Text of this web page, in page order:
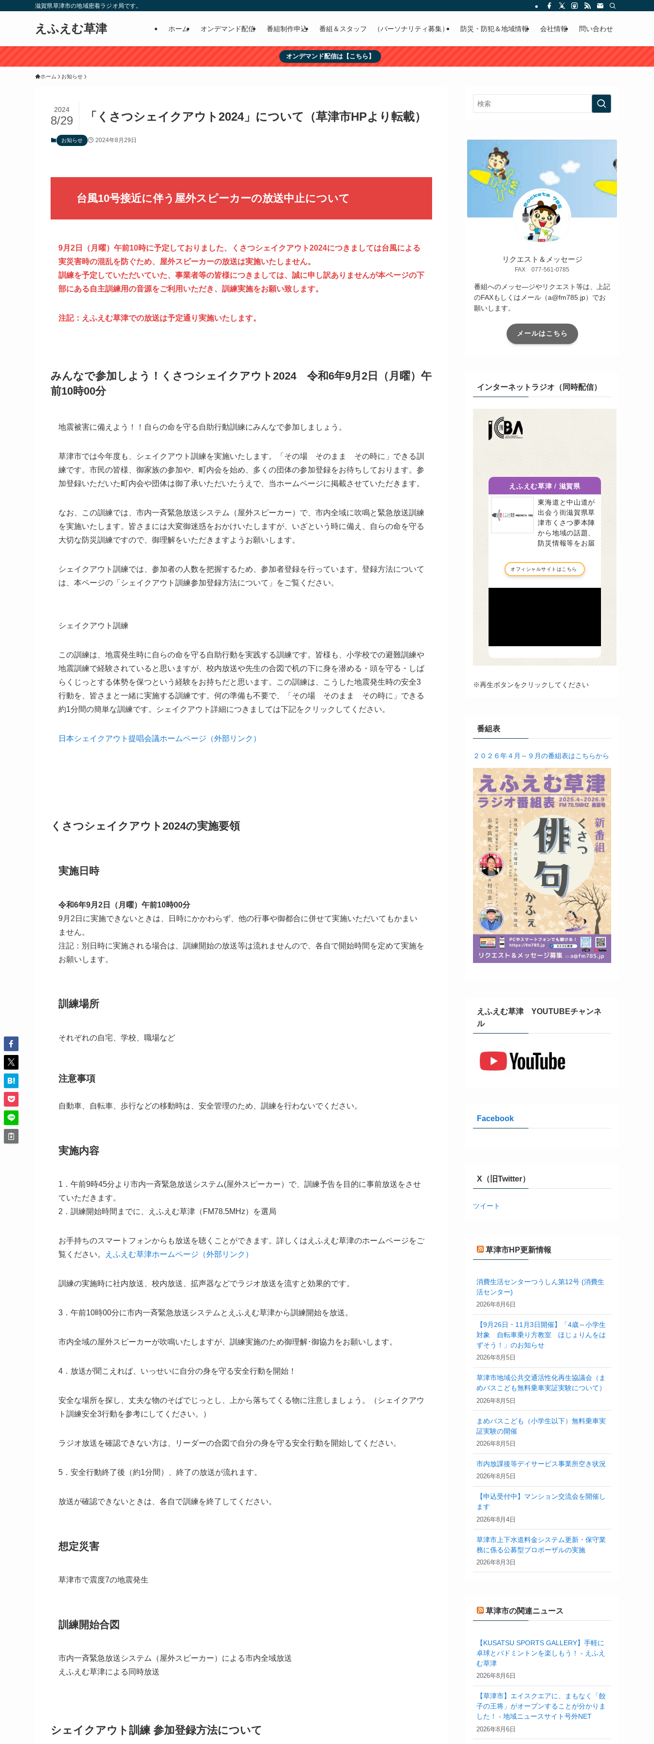
滋賀県草津市の地域密着ラジオ局です。
えふえむ草津 ホーム オンデマンド配信 番組制作申込 番組＆スタッフ （パーソナリティ募集） 防災・防犯＆地域情報 会社情報 問い合わせ
オンデマンド配信は【こちら】
ホーム お知らせ
「くさつシェイクアウト2024」について（草津市HPより転載）
2024
8/29
お知らせ 2024年8月29日
台風10号接近に伴う屋外スピーカーの放送中止について
9月2日（月曜）午前10時に予定しておりました、くさつシェイクアウト2024につきましては台風による
実災害時の混乱を防ぐため、屋外スピーカーの放送は実施いたしません。
訓練を予定していただいていた、事業者等の皆様につきましては、誠に申し訳ありませんが本ページの下
部にある自主訓練用の音源をご利用いただき、訓練実施をお願い致します。
注記：えふえむ草津での放送は予定通り実施いたします。
みんなで参加しよう！くさつシェイクアウト2024 令和6年9月2日（月曜）午
前10時00分
地震被害に備えよう！！自らの命を守る自助行動訓練にみんなで参加しましょう。
草津市では今年度も、シェイクアウト訓練を実施いたします。「その場 そのまま その時に」できる訓
練です。市民の皆様、御家族の参加や、町内会を始め、多くの団体の参加登録をお待ちしております。参
加登録いただいた町内会や団体は御了承いただいたうえで、当ホームページに掲載させていただきます。
なお、この訓練では、市内一斉緊急放送システム（屋外スピーカー）で、市内全域に吹鳴と緊急放送訓練
を実施いたします。皆さまには大変御迷惑をおかけいたしますが、いざという時に備え、自らの命を守る
大切な防災訓練ですので、御理解をいただきますようお願いします。
シェイクアウト訓練では、参加者の人数を把握するため、参加者登録を行っています。登録方法について
は、本ページの「シェイクアウト訓練参加登録方法について」をご覧ください。
シェイクアウト訓練
この訓練は、地震発生時に自らの命を守る自助行動を実践する訓練です。皆様も、小学校での避難訓練や
地震訓練で経験されていると思いますが、校内放送や先生の合図で机の下に身を潜める・頭を守る・しば
らくじっとする体勢を保つという経験をお持ちだと思います。この訓練は、こうした地震発生時の安全3
行動を、皆さまと一緒に実施する訓練です。何の準備も不要で、「その場 そのまま その時に」できる
約1分間の簡単な訓練です。シェイクアウト詳細につきましては下記をクリックしてください。
日本シェイクアウト提唱会議ホームページ（外部リンク）
くさつシェイクアウト2024の実施要領
実施日時
令和6年9月2日（月曜）午前10時00分
9月2日に実施できないときは、日時にかかわらず、他の行事や御都合に併せて実施いただいてもかまい
ません。
注記：別日時に実施される場合は、訓練開始の放送等は流れませんので、各自で開始時間を定めて実施を
お願いします。
訓練場所
それぞれの自宅、学校、職場など
注意事項
自動車、自転車、歩行などの移動時は、安全管理のため、訓練を行わないでください。
実施内容
1．午前9時45分より市内一斉緊急放送システム(屋外スピーカー）で、訓練予告を目的に事前放送をさせ
ていただきます。
2．訓練開始時間までに、えふえむ草津（FM78.5MHz）を選局
お手持ちのスマートフォンからも放送を聴くことができます。詳しくはえふえむ草津のホームページをご
覧ください。
えふえむ草津ホームページ（外部リンク）
訓練の実施時に社内放送、校内放送、拡声器などでラジオ放送を流すと効果的です。
3．午前10時00分に市内一斉緊急放送システムとえふえむ草津から訓練開始を放送。
市内全域の屋外スピーカーが吹鳴いたしますが、訓練実施のため御理解･御協力をお願いします。
4．放送が聞こえれば、いっせいに自分の身を守る安全行動を開始！
安全な場所を探し、丈夫な物のそばでじっとし、上から落ちてくる物に注意しましょう。（シェイクアウ
ト訓練安全3行動を参考にしてください。）
ラジオ放送を確認できない方は、リーダーの合図で自分の身を守る安全行動を開始してください。
5．安全行動終了後（約1分間）、終了の放送が流れます。
放送が確認できないときは、各自で訓練を終了してください。
想定災害
草津市で震度7の地震発生
訓練開始合図
市内一斉緊急放送システム（屋外スピーカー）による市内全域放送
えふえむ草津による同時放送
シェイクアウト訓練 参加登録方法について
リクエスト＆メッセージ
FAX 077-561-0785
番組へのメッセ―ジやリクエスト等は、上記
のFAXもしくはメール（a@fm785.jp）でお
願いします。
メールはこちら
インターネットラジオ（同時配信）
※再生ボタンをクリックしてください
番組表
２０２６年４月～９月の番組表はこちらから
えふえむ草津 YOUTUBEチャンネ
ル
Facebook
X（旧Twitter）
ツイート
草津市HP更新情報
消費生活センターつうしん第12号 (消費生
活センター)
2026年8月6日
【9月26日・11月3日開催】「4歳～小学生
対象 自転車乗り方教室 ほじょりんをは
ずそう！」のお知らせ
2026年8月5日
草津市地域公共交通活性化再生協議会（ま
めバスこども無料乗車実証実験について）
2026年8月5日
まめバスこども（小学生以下）無料乗車実
証実験の開催
2026年8月5日
市内放課後等デイサービス事業所空き状況
2026年8月5日
【申込受付中】マンション交流会を開催し
ます
2026年8月4日
草津市上下水道料金システム更新・保守業
務に係る公募型プロポーザルの実施
2026年8月3日
草津市の関連ニュース
【KUSATSU SPORTS GALLERY】手軽に
卓球とバドミントンを楽しもう！ - えふえ
む草津
2026年8月6日
【草津市】エイスクエアに、まもなく「餃
子の王将」がオープンすることが分かりま
した！ - 地域ニュースサイト号外NET
2026年8月6日